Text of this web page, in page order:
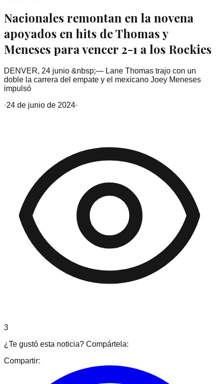
Nacionales remontan en la novena
apoyados en hits de Thomas y
Meneses para vencer 2-1 a los Rockies
DENVER, 24 junio &nbsp;— Lane Thomas trajo con un
doble la carrera del empate y el mexicano Joey Meneses
impulsó
·24 de junio de 2024·
3
¿Te gustó esta noticia? Compártela:
Compartir: